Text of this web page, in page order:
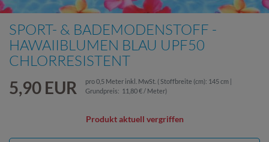
SPORT- & BADEMODENSTOFF -
HAWAIIBLUMEN BLAU UPF50
CHLORRESISTENT
5,90 EUR pro0,5 Meter inkl. MwSt. ( Stoffbreite (cm): 145 cm |
Grundpreis: 11,80 € / Meter)
Produkt aktuell vergriffen